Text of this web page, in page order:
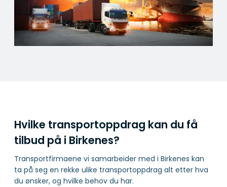
Hvilke transportoppdrag kan du få
tilbud på i Birkenes?
Transportfirmaene vi samarbeider med i Birkenes kan
ta på seg en rekke ulike transportoppdrag alt etter hva
du ønsker, og hvilke behov du har.